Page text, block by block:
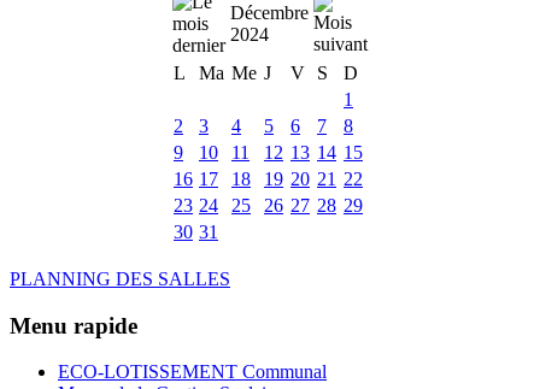
Décembre
2024
L
Ma Me J V S
D
1
2
3 4 5 6 7
8
9
10 11 12 13 14 15
16 17 18 19 20 21 22
23 24 25 26 27 28 29
30 31
PLANNING DES SALLES
Menu rapide
ECO-LOTISSEMENT Communal